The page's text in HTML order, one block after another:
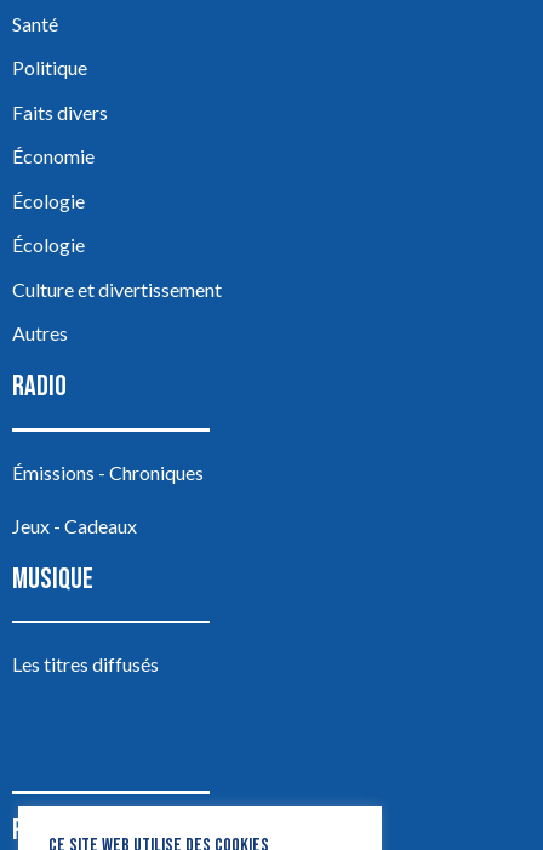
Santé
Politique
Faits divers
Économie
Écologie
Écologie
Culture et divertissement
Autres
RADIO
Émissions - Chroniques
Jeux - Cadeaux
MUSIQUE
Les titres diffusés
PODCASTS